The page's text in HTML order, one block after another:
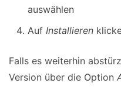
auswählen
Auf Installieren
Falls es weiterhin
Version über die Option